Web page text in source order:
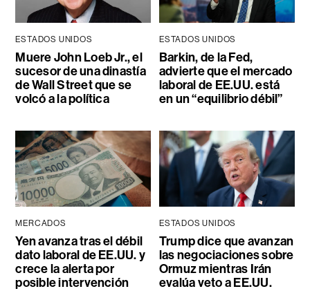
ESTADOS UNIDOS
Muere John Loeb Jr., el
sucesor de una dinastía
de Wall Street que se
volcó a la política
ESTADOS UNIDOS
Barkin, de la Fed,
advierte que el mercado
laboral de EE.UU. está
en un “equilibrio débil”
MERCADOS
Yen avanza tras el débil
dato laboral de EE.UU. y
crece la alerta por
posible intervención
ESTADOS UNIDOS
Trump dice que avanzan
las negociaciones sobre
Ormuz mientras Irán
evalúa veto a EE.UU.